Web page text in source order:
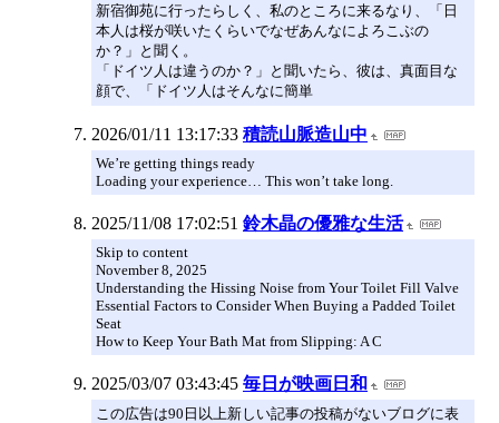
新宿御苑に行ったらしく、私のところに来るなり、「日
本人は桜が咲いたくらいでなぜあんなによろこぶの
か？」と聞く。
「ドイツ人は違うのか？」と聞いたら、彼は、真面目な
顔で、「ドイツ人はそんなに簡単
2026/01/11 13:17:33 積読山脈造山中
We’re getting things ready
Loading your experience… This won’t take long.
2025/11/08 17:02:51 鈴木晶の優雅な生活
Skip to content
November 8, 2025
Understanding the Hissing Noise from Your Toilet Fill Valve
Essential Factors to Consider When Buying a Padded Toilet
Seat
How to Keep Your Bath Mat from Slipping: A C
2025/03/07 03:43:45 毎日が映画日和
この広告は90日以上新しい記事の投稿がないブログに表